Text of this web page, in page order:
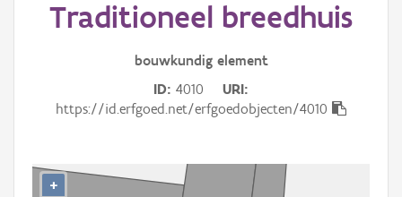
Erfgoedobject
Gebeurtenis
Traditioneel breedhuis
bouwkundig element
ID 4010
URI
https://id.erfgoed.net/erfgoedobjecten/4010
+